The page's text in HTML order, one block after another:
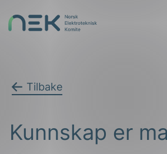
NEK
Tilbake
Kunnskap er